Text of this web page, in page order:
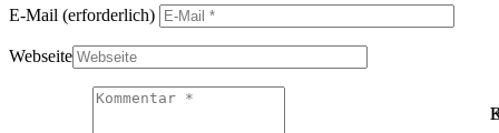
E-Mail (erforderlich)
Webseite